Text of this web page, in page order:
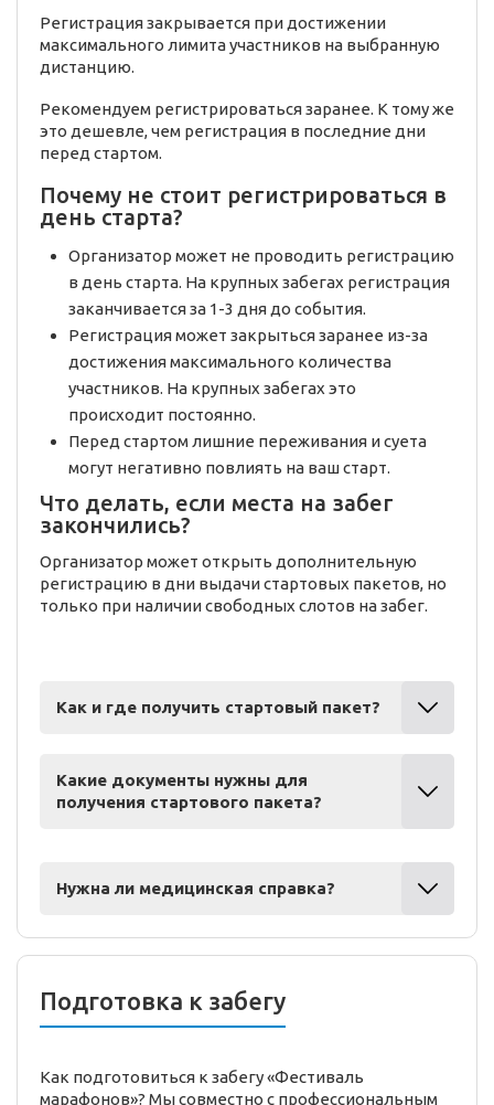
Регистрация закрывается при достижении
максимального лимита участников на выбранную
дистанцию.
Рекомендуем регистрироваться заранее. К тому же
это дешевле, чем регистрация в последние дни
перед стартом.
Почему не стоит регистрироваться в
день старта?
Организатор может не проводить регистрацию
в день старта. На крупных забегах регистрация
заканчивается за 1-3 дня до события.
Регистрация может закрыться заранее из-за
достижения максимального количества
участников. На крупных забегах это
происходит постоянно.
Перед стартом лишние переживания и суета
могут негативно повлиять на ваш старт.
Что делать, если места на забег
закончились?
Организатор может открыть дополнительную
регистрацию в дни выдачи стартовых пакетов, но
только при наличии свободных слотов на забег.
Как и где получить стартовый пакет?
Какие документы нужны для
получения стартового пакета?
Нужна ли медицинская справка?
Подготовка к забегу
Как подготовиться к забегу «Фестиваль
марафонов»? Мы совместно с профессиональным